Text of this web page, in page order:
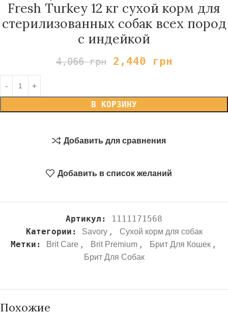
Fresh Turkey 12 кг сухой корм для
стерилизованных собак всех пород
с индейкой
4,066грн 2,440 грн
В КОРЗИНУ
Добавить для сравнения
Добавить в список желаний
Артикул:
1111171568
Категории:
Savory , Сухой корм для собак
Метки: Brit Care , Brit Premium , Брит Для Кошек ,
Брит Для Собак
Похожие